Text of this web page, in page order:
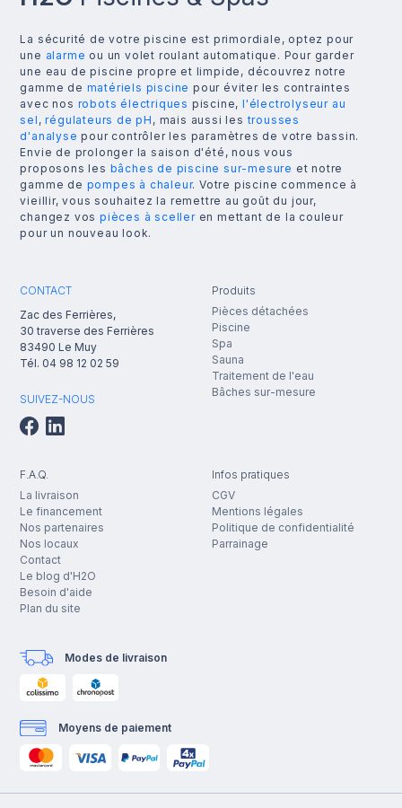
La sécurité de votre piscine est primordiale, optez pour
une alarme ou un volet roulant automatique. Pour garder
une eau de piscine propre et limpide, découvrez notre
gamme de matériels piscine pour éviter les contraintes
avec nos robots électriques piscine, l'électrolyseur au
sel ,régulateurs de pH , mais aussi lestrousses
d'analyse pour contrôler les paramètres de votre bassin.
Envie de prolonger la saison d'été, nous vous
proposons les bâches de piscine sur-mesure et notre
gamme de pompes à chaleur. Votre piscine commence à
vieillir, vous souhaitez la remettre au goût du jour,
changez vos pièces à scelleren mettant de la couleur
pour un nouveau look.
CONTACT
Zac des Ferrières,
30 traverse des Ferrières
83490 Le Muy
Tél. 04 98 12 02 59
SUIVEZ-NOUS
Produits
Pièces détachées
Piscine
Spa
Sauna
Traitement de l'eau
Bâches sur-mesure
F.A.Q.
La livraison
Le financement
Nos partenaires
Nos locaux
Contact
Le blog d'H2O
Besoin d'aide
Plan du site
Infos pratiques
CGV
Mentions légales
Politique de confidentialité
Parrainage
Modes de livraison
Moyens de paiement